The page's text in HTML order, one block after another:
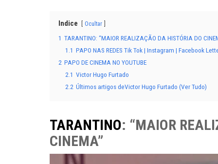
Indice Ocultar
1 TARANTINO: “MAIOR REALIZAÇÃO DA HISTÓRIA DO
1.1 PAPO NAS REDES Tik Tok | Instagram | Facebook
2 PAPO DE CINEMA NO YOUTUBE
2.1 Victor Hugo Furtado
2.2 Últimos artigos deVictor Hugo Furtado (Ver Tudo)
TARANTINO: “MAIOR
CINEMA”